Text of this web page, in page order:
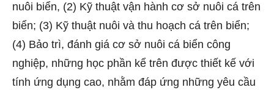
nuôi biển, (2) Kỹ thuật vận hành cơ sở nuôi cá trên
biển; (3) Kỹ thuật nuôi và thu hoạch cá trên biển;
(4) Bảo trì, đánh giá cơ sở nuôi cá biển công
nghiệp, những học phần kể trên được thiết kế với
tính ứng dụng cao, nhằm đáp ứng những yêu cầu